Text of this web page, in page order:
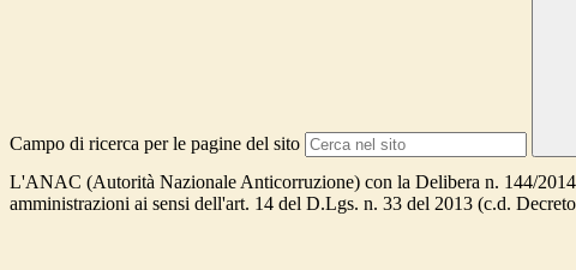
Campo di ricerca per le pagine del sito
L'ANAC (Autorità Nazionale Anticorruzione) con la Delibera n. 144/
amministrazioni ai sensi dell'art. 14 del D.Lgs. n. 33 del 2013 (c.d.